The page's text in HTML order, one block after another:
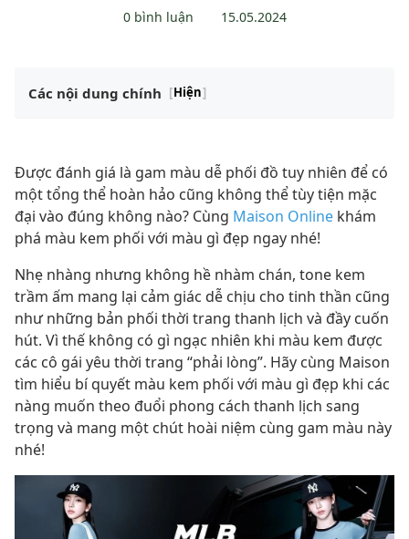
0 bình luận 15.05.2024
Các nội dung chính [Hiện]
Được đánh giá là gam màu dễ phối đồ tuy nhiên để có
một tổng thể hoàn hảo cũng không thể tùy tiện mặc
đại vào đúng không nào? Cùng Maison Online khám
phá màu kem phối với màu gì đẹp ngay nhé!
Nhẹ nhàng nhưng không hề nhàm chán, tone kem
trầm ấm mang lại cảm giác dễ chịu cho tinh thần cũng
như những bản phối thời trang thanh lịch và đầy cuốn
hút. Vì thế không có gì ngạc nhiên khi màu kem được
các cô gái yêu thời trang “phải lòng”. Hãy cùng Maison
tìm hiểu bí quyết màu kem phối với màu gì đẹp khi các
nàng muốn theo đuổi phong cách thanh lịch sang
trọng và mang một chút hoài niệm cùng gam màu này
nhé!